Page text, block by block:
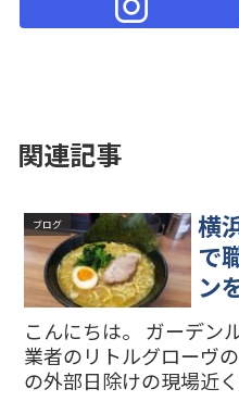
関連記事
ブログ
横
で
ン
こんにちは。 ガーデン
業者のリトルグローヴ
の外部日除けの現場近